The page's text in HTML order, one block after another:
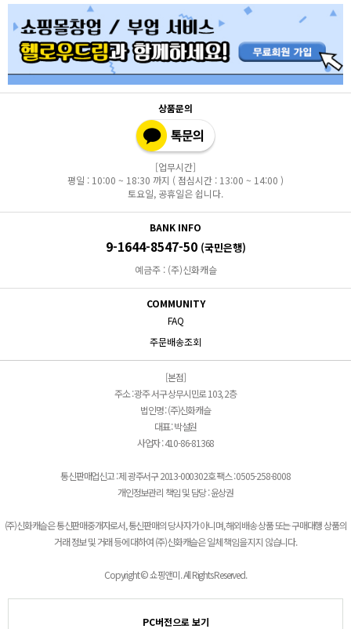
상품문의
[업무시간]
평일 : 10:00 ~ 18:30 까지 ( 점심시간 : 13:00 ~ 14:00 )
토요일, 공휴일은 쉽니다.
BANK INFO
9-1644-8547-50 (국민은행)
예금주 : (주)신화캐슬
COMMUNITY
FAQ
주문배송조회
[본점]
주소 : 광주 서구 상무시민로 103, 2층
법인명 : (주)신화캐슬
대표 : 박설원
사업자 : 410-86-81368
통신판매업신고 : 제 광주서구 2013-000302호 팩스 : 0505-258-8008
개인정보관리 책임 및 담당 : 윤상권
(주)신화캐슬은 통신판매중개자로서, 통신판매의 당사자가 아니며, 해외배송 상품 또는 구매대행 상품의
거래 정보 및 거래 등에 대하여 (주)신화캐슬은 일체 책임을 지지 않습니다.
Copyright © 쇼핑앤미. All Rights Reserved.
PC버전으로 보기